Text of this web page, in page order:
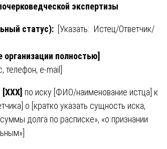
экспертизы
статус): [Указать: Истец/Ответчик/
полностью]
телефон, e-mail]
по иску [ФИО/наименование истца] к
о [кратко указать сущность иска,
долга по расписке», «о признании